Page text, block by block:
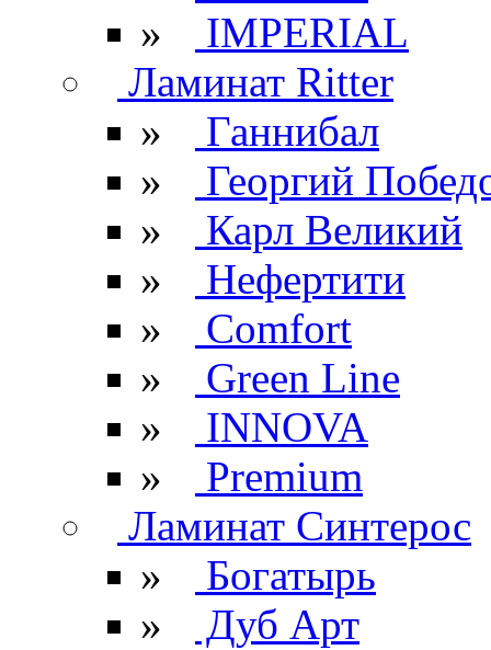
»
IMPERIAL
Ламинат Ritter
»
Ганнибал
»
Георгий
»
Карл Великий
»
Нефертити
»
Comfort
»
Green Line
»
INNOVA
»
Premium
Ламинат Синтерос
»
Богатырь
»
Дуб Арт